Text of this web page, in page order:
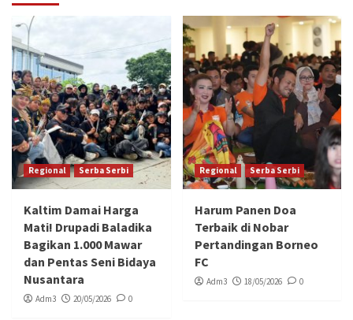
Regional Serba Serbi
Kaltim Damai Harga
Mati! Drupadi Baladika
Bagikan 1.000 Mawar
dan Pentas Seni Bidaya
Nusantara
Adm3 20/05/2026 0
Regional Serba Serbi
Harum Panen Doa
Terbaik di Nobar
Pertandingan Borneo
FC
Adm3 18/05/2026 0